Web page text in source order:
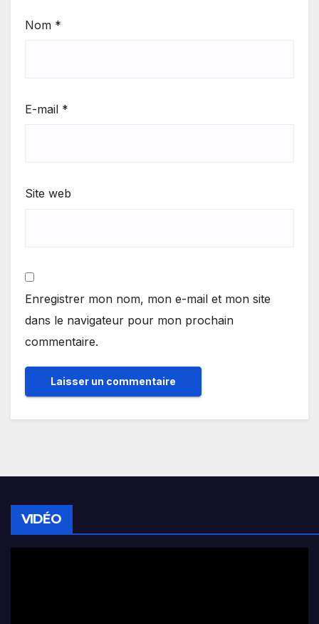
Nom *
E-mail *
Site web
Enregistrer mon nom, mon e-mail et mon site
dans le navigateur pour mon prochain
commentaire.
VIDÉO